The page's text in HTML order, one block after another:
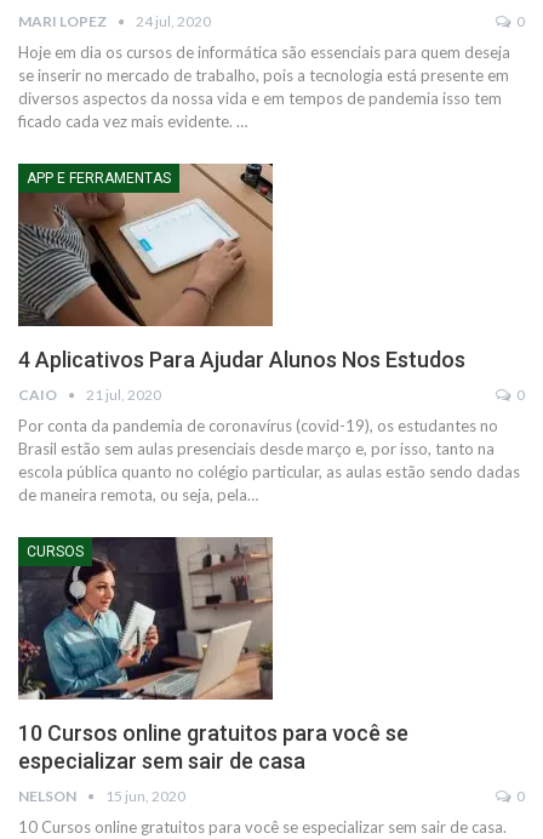
MARI LOPEZ 24 jul, 2020 0
Hoje em dia os cursos de informática são essenciais para quem deseja
se inserir no mercado de trabalho, pois a tecnologia está presente em
diversos aspectos da nossa vida e em tempos de pandemia isso tem
ficado cada vez mais evidente. …
APP E FERRAMENTAS
4 Aplicativos Para Ajudar Alunos Nos Estudos
CAIO 21 jul, 2020 0
Por conta da pandemia de coronavírus (covid-19), os estudantes no
Brasil estão sem aulas presenciais desde março e, por isso, tanto na
escola pública quanto no colégio particular, as aulas estão sendo dadas
de maneira remota, ou seja, pela…
CURSOS
10 Cursos online gratuitos para você se
especializar sem sair de casa
NELSON 15 jun, 2020 0
10 Cursos online gratuitos para você se especializar sem sair de casa.